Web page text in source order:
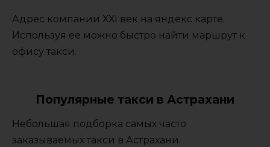
Адрес компании ХХI век на яндекс карте.
Используя ее можно быстро найти маршрут к
офису такси.
Популярные такси в Астрахани
Небольшая подборка самых часто
заказываемых такси в Астрахани.